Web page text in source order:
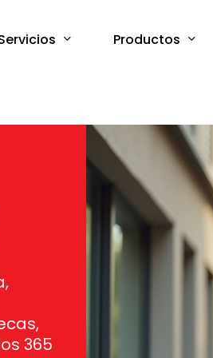
Productos
365